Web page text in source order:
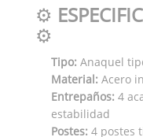
⚙️
⚙️
Tipo: Anaquel
Material: Acero
Entrepaños: 4
estabilidad
Postes: 4 postes